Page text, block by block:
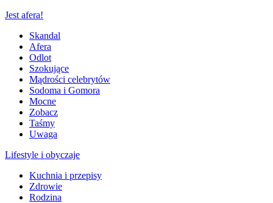
Jest afera!
Skandal
Afera
Odlot
Szokujące
Mądrości celebrytów
Sodoma i Gomora
Mocne
Zobacz
Taśmy
Uwaga
Lifestyle i obyczaje
Kuchnia i przepisy
Zdrowie
Rodzina